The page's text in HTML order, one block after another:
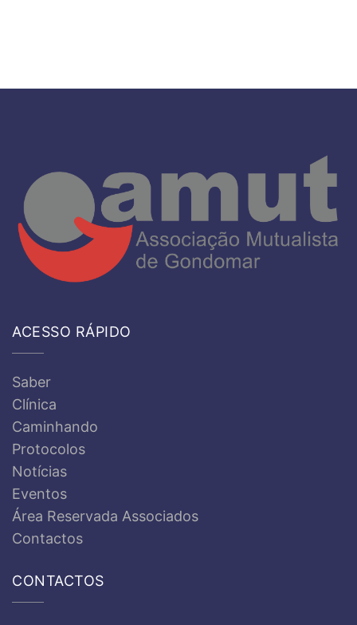
ACESSO RÁPIDO
Saber
Clínica
Caminhando
Protocolos
Notícias
Eventos
Área Reservada Associados
Contactos
CONTACTOS